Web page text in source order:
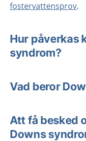
fostervattensprov.
Hur påverkas
syndrom?
Vad beror
Att få besked
Downs